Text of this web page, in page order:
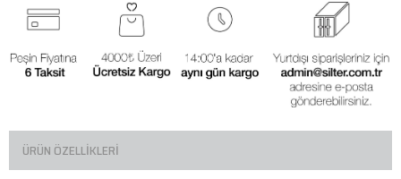
ÜRÜN ÖZELLIKLERI